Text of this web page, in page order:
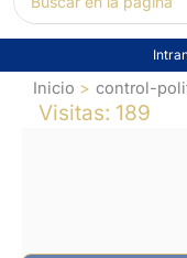
por:
Inicio control-
Visitas: 189